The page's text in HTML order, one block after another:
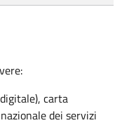
carta
dei servizi